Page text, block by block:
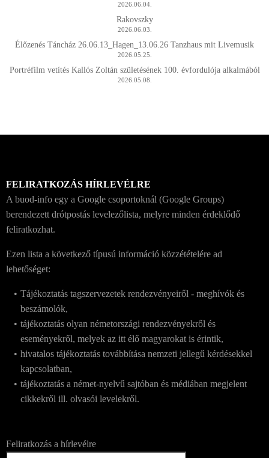
2026.06.04.
Rakovszky
2026.06.03.
Élőzenés Táncház 26.06.13_Hagen_13.06.26 Tanzhaus mit Livemusik
2026.05.25.
Portréfilm vetítés Kallós Zoltán születésének 100. évfordulója alkalmából
2026.05.08.
FELIRATKOZÁS HÍRLEVÉLRE
A buod-info egy a Google csoportoknál (Google Groups)
berendezett drótpostás levelezőlista, melyre minden érdeklődő
feliratkozhat.
Ezen lista a következő típusú információ közzétételére ad
lehetőséget:
Tájékoztatás tagszervezetek rendezvényeiről - meghívók és
beszámolók,
tájékoztatás olyan németországi rendezvényekről és
eseményekről, melyek az itt élő magyarokat is érintik,
hivatalos tájékoztatás továbbítása nemzeti jellegű kérdésekkel
kapcsolatban,
tájékoztatás a német-nyelvű sajtóban és médiában megjelent
cikkekről ill. olvasói levelekről.
Feliratkozás a hírlevélre